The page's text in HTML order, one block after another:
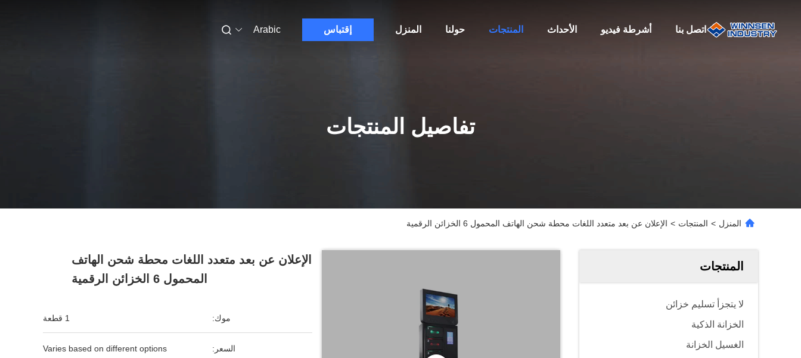
المنزل حولنا المنتجات الأحداث أشرطة فيديو اتصل بنا إقتباس Arabic
تفاصيل المنتجات
المنزل > المنتجات > الإعلان عن بعد متعدد اللغات محطة شحن الهاتف المحمول 6 الخزائن الرقمية
المنتجات
لا يتجزأ تسليم خزائن
الخزانة الذكية
الغسيل الخزانة
الإعلان عن بعد متعدد اللغات محطة شحن الهاتف
المحمول 6 الخزائن الرقمية
موك: 1 قطعة
السعر: Varies based on different options